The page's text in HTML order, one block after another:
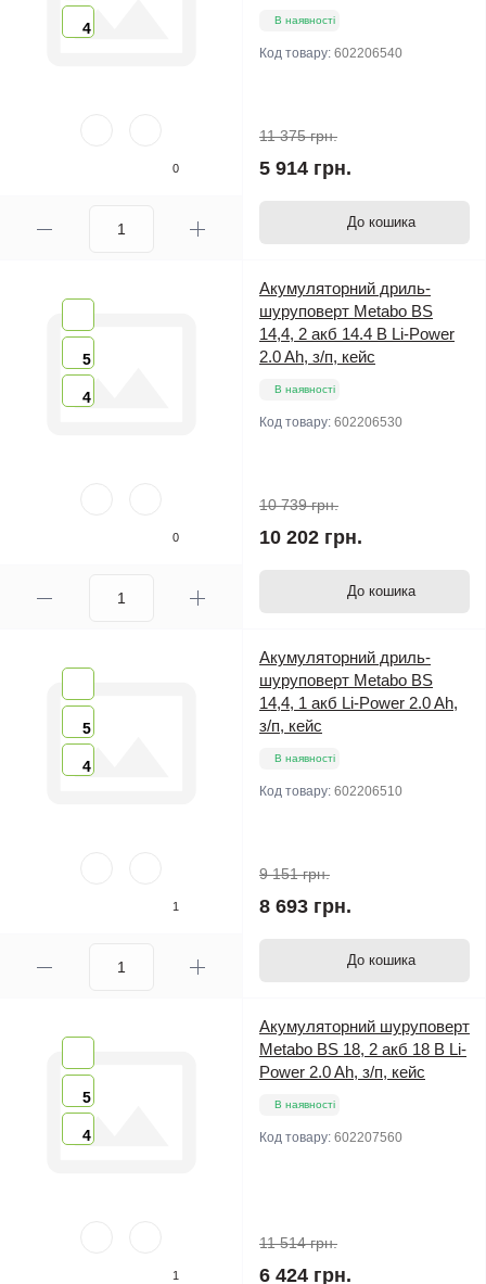
4
0
В наявності
Код товару: 602206540
11 375 грн.
5 914 грн.
До кошика
5
4
0
Акумуляторний дриль-
шуруповерт Metabo BS
14,4, 2 акб 14.4 В Li-Power
2.0 Ah, з/п, кейс
В наявності
Код товару: 602206530
10 739 грн.
10 202 грн.
До кошика
5
4
1
Акумуляторний дриль-
шуруповерт Metabo BS
14,4, 1 акб Li-Power 2.0 Ah,
з/п, кейс
В наявності
Код товару: 602206510
9 151 грн.
8 693 грн.
До кошика
5
4
1
Акумуляторний шуруповерт
Metabo BS 18, 2 акб 18 В Li-
Power 2.0 Ah, з/п, кейс
В наявності
Код товару: 602207560
11 514 грн.
6 424 грн.